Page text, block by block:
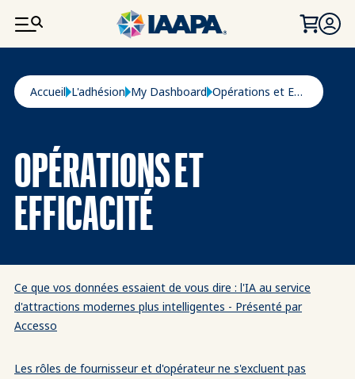
ALLER AU CONTENU PRINCIPAL
Fil d'Ariane
Accueil L'adhésion My Dashboard Opérations et Efficacité
OPÉRATIONS ET
EFFICACITÉ
Ce que vos données essaient de vous dire : l'IA au service
d'attractions modernes plus intelligentes - Présenté par
Accesso
Les rôles de fournisseur et d'opérateur ne s'excluent pas